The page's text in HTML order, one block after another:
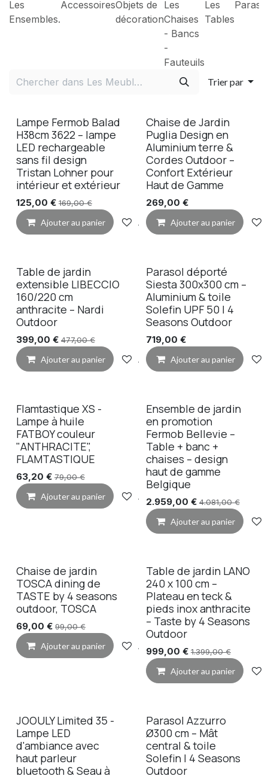
Les
Ensembles.
AccessoiresObjets de
décoration
Les
Chaises
- Bancs
-
Fauteuils
Les
Tables
Trier par
Lampe Fermob Balad
H38cm 3622 – lampe
LED rechargeable
sans fil design
Tristan Lohner pour
intérieur et extérieur
125,00 € 169,00€
Ajouter au panier Ajouter à la liste de souhaits
Chaise de Jardin
Puglia Design en
Aluminium terre &
Cordes Outdoor –
Confort Extérieur
Haut de Gamme
269,00 €
Ajouter au panier
Table de jardin
extensible LIBECCIO
160/220 cm
anthracite – Nardi
Outdoor
399,00 € 477,00€
Ajouter au panier Ajouter à la liste de souhaits
Parasol déporté
Siesta 300x300 cm –
Aluminium & toile
Solefin UPF 50 | 4
Seasons Outdoor
719,00 €
Ajouter au panier
Flamtastique XS -
Lampe à huile
FATBOY couleur
"ANTHRACITE",
FLAMTASTIQUE
63,20 € 79,00€
Ajouter au panier Ajouter à la liste de souhaits
Ensemble de jardin
en promotion
Fermob Bellevie –
Table + banc +
chaises – design
haut de gamme
Belgique
2.959,00 € 4.081,00€
Ajouter au panier
Chaise de jardin
TOSCA dining de
TASTE by 4 seasons
outdoor, TOSCA
69,00 € 99,00€
Ajouter au panier Ajouter à la liste de souhaits
Table de jardin LANO
240 x 100 cm –
Plateau en teck &
pieds inox anthracite
– Taste by 4 Seasons
Outdoor
999,00 € 1.399,00€
Ajouter au panier
JOOULY Limited 35 -
Lampe LED
d'ambiance avec
haut parleur
bluetooth & Seau à
Parasol Azzurro
Ø300 cm – Mât
central & toile
Solefin | 4 Seasons
Outdoor